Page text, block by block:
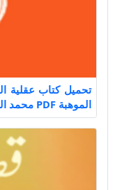
تحميل كتاب عقلية
الموهبة PDF محمد العامري